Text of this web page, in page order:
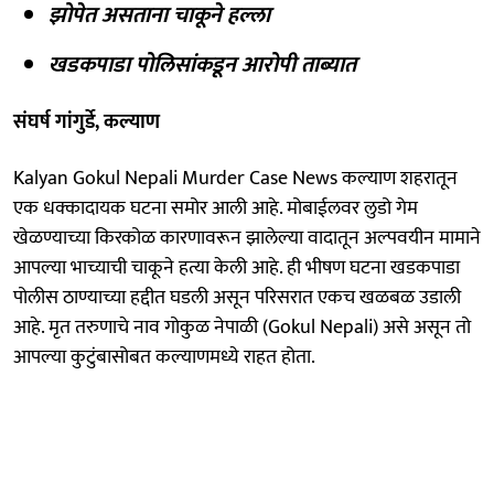
झोपेत असताना चाकूने हल्ला
खडकपाडा पोलिसांकडून आरोपी ताब्यात
संघर्ष गांगुर्डे, कल्याण
Kalyan Gokul Nepali Murder Case News कल्याण शहरातून
एक धक्कादायक घटना समोर आली आहे. मोबाईलवर लुडो गेम
खेळण्याच्या किरकोळ कारणावरून झालेल्या वादातून अल्पवयीन मामाने
आपल्या भाच्याची चाकूने हत्या केली आहे. ही भीषण घटना खडकपाडा
पोलीस ठाण्याच्या हद्दीत घडली असून परिसरात एकच खळबळ उडाली
आहे. मृत तरुणाचे नाव गोकुळ नेपाळी (Gokul Nepali) असे असून तो
आपल्या कुटुंबासोबत कल्याणमध्ये राहत होता.